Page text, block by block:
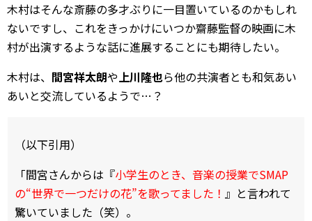
木村はそんな斎藤の多才ぶりに一目置いているのかもしれ
ないですし、これをきっかけにいつか齋藤監督の映画に木
村が出演するような話に進展することにも期待したい。
木村は、 間宮祥太朗や上川隆也ら他の共演者とも和気あい
あいと交流しているようで…？
（以下引用）
「間宮さんからは『小学生のとき、音楽の授業でSMAP
の“世界で一つだけの花”を歌ってました！ 』と言われて
驚いていました（笑）。